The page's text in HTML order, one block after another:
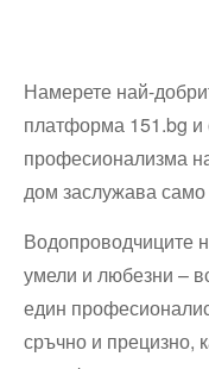
Намерете най-
платформа 151.bg и
професионализма
дом заслужава само
Водопроводчиците
умели и любезни –
един
сръчно и прецизно,